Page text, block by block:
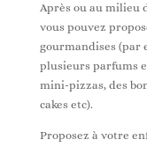
Après ou au milieu
vous pouvez
gourmandises (par
plusieurs parfums
mini-pizzas, des
cakes etc).
Proposez à votre